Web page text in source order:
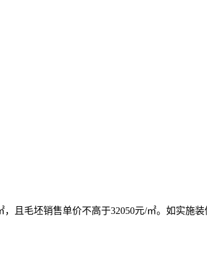
且毛坯销售单价不高于32050元/㎡。如实施